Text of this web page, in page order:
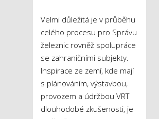
Velmi důležitá je v průběhu
celého procesu pro Správu
železnic rovněž spolupráce
se zahraničními subjekty.
Inspirace ze zemí, kde mají
s plánováním, výstavbou,
provozem a údržbou VRT
dlouhodobé zkušenosti, je